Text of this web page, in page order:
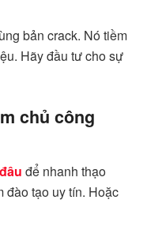
bản crack. Nó tiềm
Hãy đầu tư cho sự
chủ công
để nhanh thạo
đào tạo uy tín. Hoặc